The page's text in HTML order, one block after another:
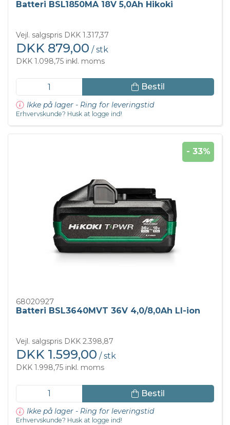
Batteri BSL1850MA 18V 5,0Ah Hikoki
Vejl. salgspris DKK 1.317,37
DKK 879,00 / stk
DKK 1.098,75 inkl. moms
Bestil
Ikke på lager - Ring for leveringstid
Erhvervskunde? Husk at logge ind!
- 33%
68020927
Batteri BSL3640MVT 36V 4,0/8,0Ah LI-ion
Vejl. salgspris DKK 2.398,87
DKK 1.599,00 / stk
DKK 1.998,75 inkl. moms
Bestil
Ikke på lager - Ring for leveringstid
Erhvervskunde? Husk at logge ind!